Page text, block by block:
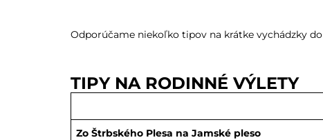
Odporúčame niekoľko tipov na krátke vychádzky
TIPY NA RODINNÉ VÝLETY
Zo Štrbského Plesa na Jamské pleso